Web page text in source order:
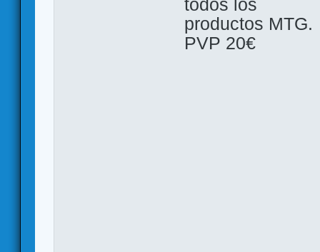
todos los
productos MTG.
PVP 20€